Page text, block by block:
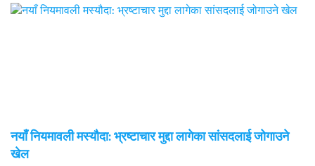
नयाँ नियमावली मस्यौदा: भ्रष्टाचार मुद्दा लागेका सांसदलाई जोगाउने
खेल